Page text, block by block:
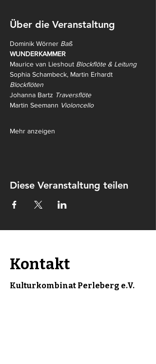
Über die Veranstaltung
Dominik Wörner Baß
WUNDERKAMMER
Maurice van Lieshout Blockflöte & Leitung
Sophia Schambeck, Martin Erhardt
Blockflöten
Johanna Bartz Traversflöte
Martin Seemann Violoncello
Mehr anzeigen
Diese Veranstaltung teilen
Kontakt
Kulturkombinat Perleberg e.V.